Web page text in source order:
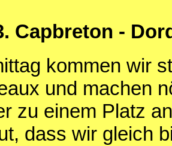
Capbreton -
kommen wir
und machen
zu einem Platz
dass wir gleich